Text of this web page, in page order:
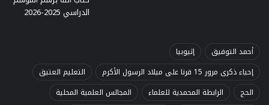
أحمد التوفيق
إثيوبيا
إحياء ذكرى مرور 15 قرنا على ميلاد الرسول الأكرم
التعليم العتيق
الحج
الرابطة المحمدية للعلماء
المجالس العلمية المحلية